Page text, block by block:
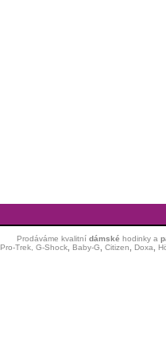
Prodáváme kvalitní dámské hodinkya
Pro-Trek, G-Shock, Baby-G Citizen Doxa